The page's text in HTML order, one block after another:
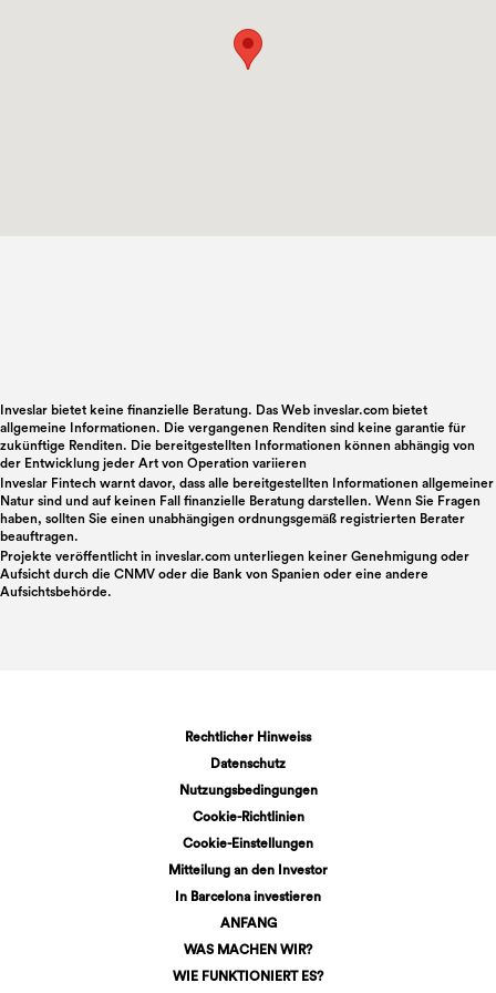
Inveslar bietet keine finanzielle Beratung. Das Web inveslar.com bietet
allgemeine Informationen. Die vergangenen Renditen sind keine garantie für
zukünftige Renditen. Die bereitgestellten Informationen können abhängig von
der Entwicklung jeder Art von Operation variieren
Inveslar Fintech warnt davor, dass alle bereitgestellten Informationen allgemeiner
Natur sind und auf keinen Fall finanzielle Beratung darstellen. Wenn Sie Fragen
haben, sollten Sie einen unabhängigen ordnungsgemäß registrierten Berater
beauftragen.
Projekte veröffentlicht in inveslar.com unterliegen keiner Genehmigung oder
Aufsicht durch die CNMV oder die Bank von Spanien oder eine andere
Aufsichtsbehörde.
Rechtlicher Hinweiss
Datenschutz
Nutzungsbedingungen
Cookie-Richtlinien
Cookie-Einstellungen
Mitteilung an den Investor
In Barcelona investieren
ANFANG
WAS MACHEN WIR?
WIE FUNKTIONIERT ES?